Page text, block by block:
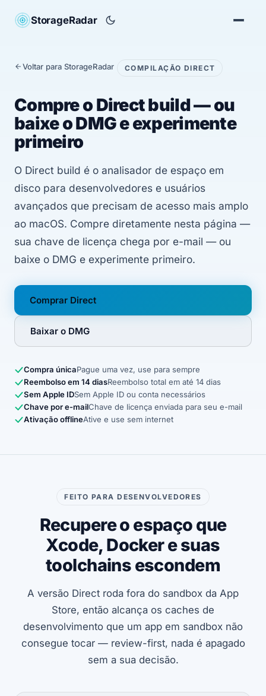
StorageRadar
Voltar para StorageRadar COMPILAÇÃO DIRECT
Compre o Direct build — ou
baixe o DMG e experimente
primeiro
O Direct build é o analisador de espaço em
disco para desenvolvedores e usuários
avançados que precisam de acesso mais amplo
ao macOS. Compre diretamente nesta página —
sua chave de licença chega por e-mail — ou
baixe o DMG e experimente primeiro.
Comprar Direct
Baixar o DMG
Compra únicaPague uma vez, use para sempre
Reembolso em 14 diasReembolso total em até 14 dias
Sem Apple IDSem Apple ID ou conta necessários
Chave por e-mailChave de licença enviada para seu e-mail
Ativação offlineAtive e use sem internet
FEITO PARA DESENVOLVEDORES
Recupere o espaço que
Xcode, Docker e suas
toolchains escondem
A versão Direct roda fora do sandbox da App
Store, então alcança os caches de
desenvolvimento que um app em sandbox não
consegue tocar — review-first, nada é apagado
sem a sua decisão.